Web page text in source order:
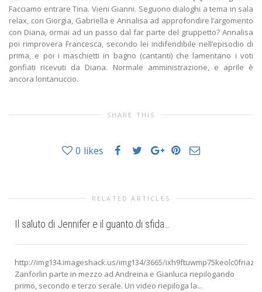
Facciamo entrare Tina. Vieni Gianni. Seguono dialoghi a tema in sala
relax, con Giorgia, Gabriella e Annalisa ad approfondire l’argomento
con Diana, ormai ad un passo dal far parte del gruppetto? Annalisa
poi rimprovera Francesca, secondo lei indifendibile nell’episodio di
prima, e poi i maschietti in bagno (cantanti) che lamentano i voti
gonfiati ricevuti da Diana. Normale amministrazione, e aprile è
ancora lontanuccio.
SHARE THIS
0 likes
RELATED ARTICLES
Il saluto di Jennifer e il guanto di sfida…
http://img134.imageshack.us/img134/3665/
Zanforlin parte in mezzo ad Andreina e Gianluca riepilogando
primo, secondo e terzo serale. Un video riepiloga la...